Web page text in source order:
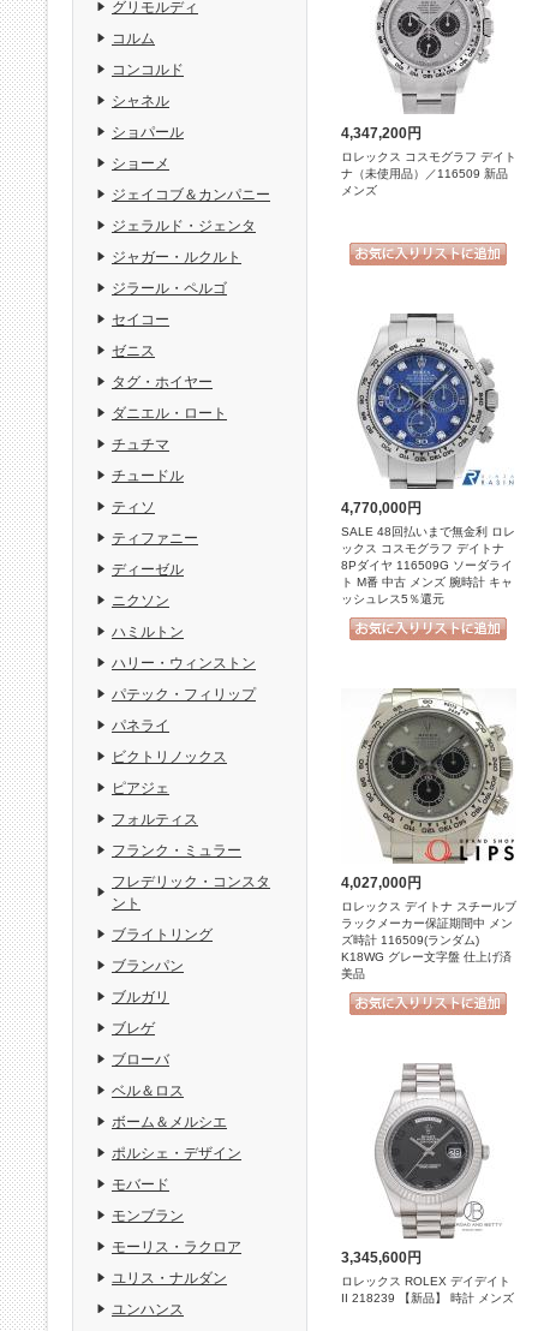
4,347,200円
ロレックス コスモグラフ デイト
ナ（未使用品）／116509 新品
メンズ
4,770,000円
SALE 48回払いまで無金利 ロレ
ックス コスモグラフ デイトナ
8Pダイヤ 116509G ソーダライ
ト M番 中古 メンズ 腕時計 キャ
ッシュレス5％還元
4,027,000円
ロレックス デイトナ スチールブ
ラックメーカー保証期間中 メン
ズ時計 116509(ランダム)
K18WG グレー文字盤 仕上げ済
美品
3,345,600円
ロレックス ROLEX デイデイト
II 218239 【新品】 時計 メンズ
グリモルディ
コルム
コンコルド
シャネル
ショパール
ショーメ
ジェイコブ＆カンパニー
ジェラルド・ジェンタ
ジャガー・ルクルト
ジラール・ペルゴ
セイコー
ゼニス
タグ・ホイヤー
ダニエル・ロート
チュチマ
チュードル
ティソ
ティファニー
ディーゼル
ニクソン
ハミルトン
ハリー・ウィンストン
パテック・フィリップ
パネライ
ビクトリノックス
ピアジェ
フォルティス
フランク・ミュラー
フレデリック・コンスタ
ント
ブライトリング
ブランパン
ブルガリ
ブレゲ
ブローバ
ベル＆ロス
ボーム＆メルシエ
ポルシェ・デザイン
モバード
モンブラン
モーリス・ラクロア
ユリス・ナルダン
ユンハンス